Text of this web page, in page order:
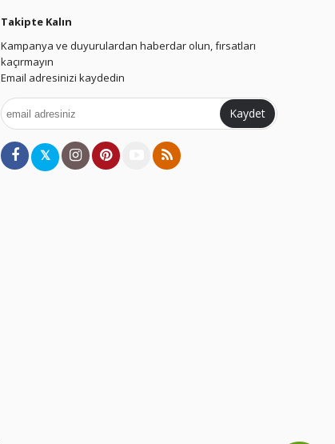
Takipte Kalın
Kampanya ve duyurulardan haberdar olun, fırsatları
kaçırmayın
Email adresinizi kaydedin
Kaydet
𝕏